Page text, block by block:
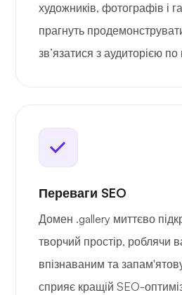
художників, фотографів і
прагнуть
зв’язатися з аудиторією по
Переваги SEO
Домен .gallery миттєво
творчий простір, роблячи
впізнаваним та
сприяє кращій SEO-